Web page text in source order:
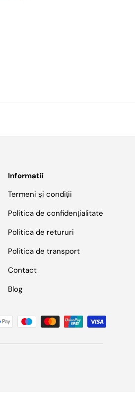
Informatii
Termeni și condiții
Politica de confidențialitate
Politica de retururi
Politica de transport
Contact
Blog